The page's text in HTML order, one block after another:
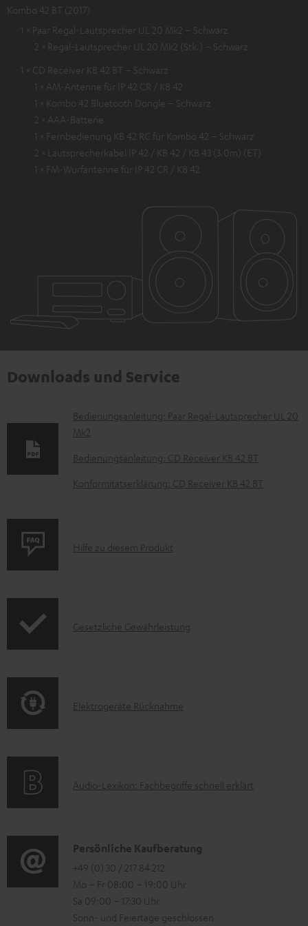
Kombo 42 BT (2017)
1 × Paar Regal-Lautsprecher UL 20 Mk2 – Schwarz
2 × Regal-Lautsprecher UL 20 Mk2 (Stk.) – Schwarz
1 × CD Receiver KB 42 BT – Schwarz
1 × AM-Antenne für IP 42 CR / KB 42
1 × Kombo 42 Bluetooth Dongle – Schwarz
2 × AAA-Batterie
1 × Fernbedienung KB 42 RC für Kombo 42 – Schwarz
2 × Lautsprecherkabel IP 42 / KB 42 / KB 43 (3.0m) (ET)
1 × FM-Wurfantenne für IP 42 CR / KB 42
Downloads und Service
D
o
k
u
u
r
e
a
d
e
n
Bedienungsanleitung: Paar Regal-Lautsprecher UL 20
Mk2
Bedienungsanleitung: CD Receiver KB 42 BT
Konformitätserklärung: CD Receiver KB 42 BT
P
u
A
Hilfe zu diesem Produkt
I
r
i
e
n
z
u
Gesetzliche Gewährleistung
E
t
g
e
r
ä
Elektrogeräte Rücknahme
A
i
o
-
L
Audio-Lexikon: Fachbegriffe schnell erklärt
K
o
n
t
Persönliche Kaufberatung
+49 (0) 30 / 217 84 212
Mo – Fr 08:00 – 19:00 Uhr
Sa 09:00 – 17:30 Uhr
Sonn- und Feiertage geschlossen